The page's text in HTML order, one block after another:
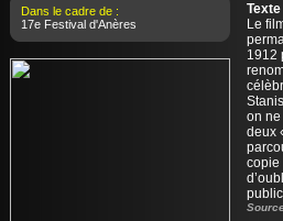
Dans le cadre de :
17e Festival d'Anères
Le
1912
on ne
deux
copie